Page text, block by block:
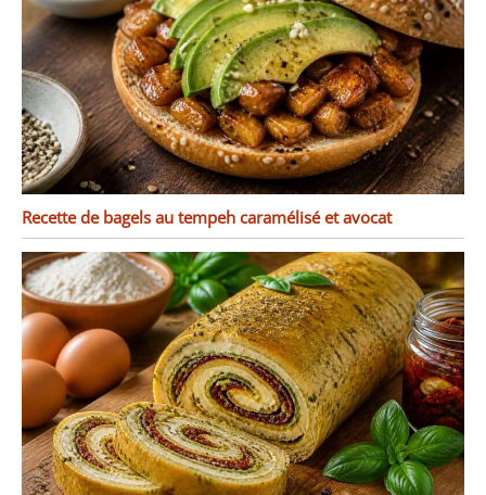
Recette de bagels au tempeh caramélisé et avocat